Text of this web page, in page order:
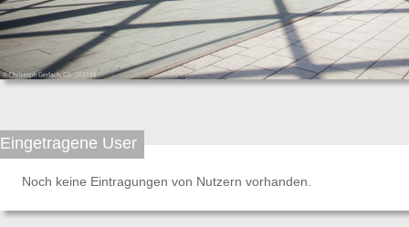
Eingetragene User
Noch keine Eintragungen von Nutzern vorhanden.